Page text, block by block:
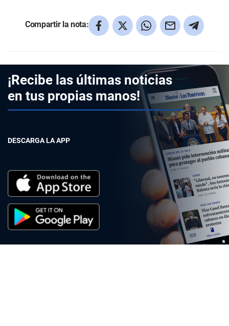
Compartir la nota:
¡Recibe las últimas noticias
en tus propias manos!
DESCARGA LA APP